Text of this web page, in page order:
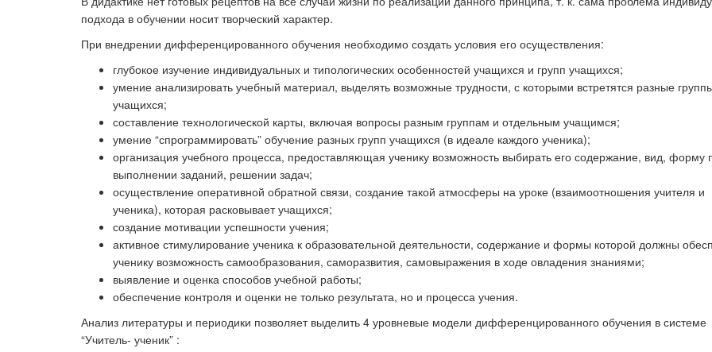
подхода в обучении носит творческий характер.
При внедрении дифференцированного обучения необходимо создать условия его осуществления:
глубокое изучение индивидуальных и типологических особенностей учащихся и групп учащихся;
умение анализировать учебный материал, выделять возможные трудности, с которыми встретятся разные
учащихся;
составление технологической карты, включая вопросы разным группам и отдельным учащимся;
умение “спрограммировать” обучение разных групп учащихся (в идеале каждого ученика);
организация учебного процесса, предоставляющая ученику возможность выбирать его содержание, вид, форму
выполнении заданий, решении задач;
осуществление оперативной обратной связи, создание такой атмосферы на уроке (взаимоотношения учителя и
ученика), которая расковывает учащихся;
создание мотивации успешности учения;
активное стимулирование ученика к образовательной деятельности, содержание и формы которой должны
ученику возможность самообразования, саморазвития, самовыражения в ходе овладения знаниями;
выявление и оценка способов учебной работы;
обеспечение контроля и оценки не только результата, но и процесса учения.
Анализ литературы и периодики позволяет выделить 4 уровневые модели дифференцированного обучения в системе
“Учитель- ученик” :